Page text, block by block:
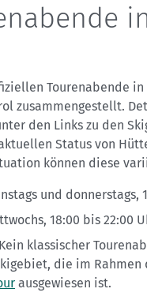
Tourenabende
zusammengestellt.
den Links zu den
Status von
können diese
und donnerstags,
18:00 bis 22:00
klassischer
die im Rahmen
ausgewiesen ist.